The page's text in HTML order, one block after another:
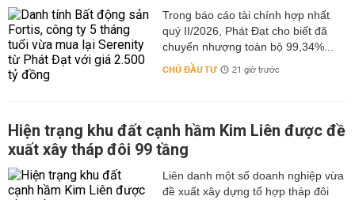
Trong báo cáo tài chính hợp nhất
quý II/2026, Phát Đạt cho biết đã
chuyển nhượng toàn bộ 99,34%...
CHỦ ĐẦU TƯ 21 giờ trước
Hiện trạng khu đất cạnh hầm Kim Liên được đề
xuất xây tháp đôi 99 tầng
Liên danh một số doanh nghiệp vừa
đề xuất xây dựng tổ hợp tháp đôi